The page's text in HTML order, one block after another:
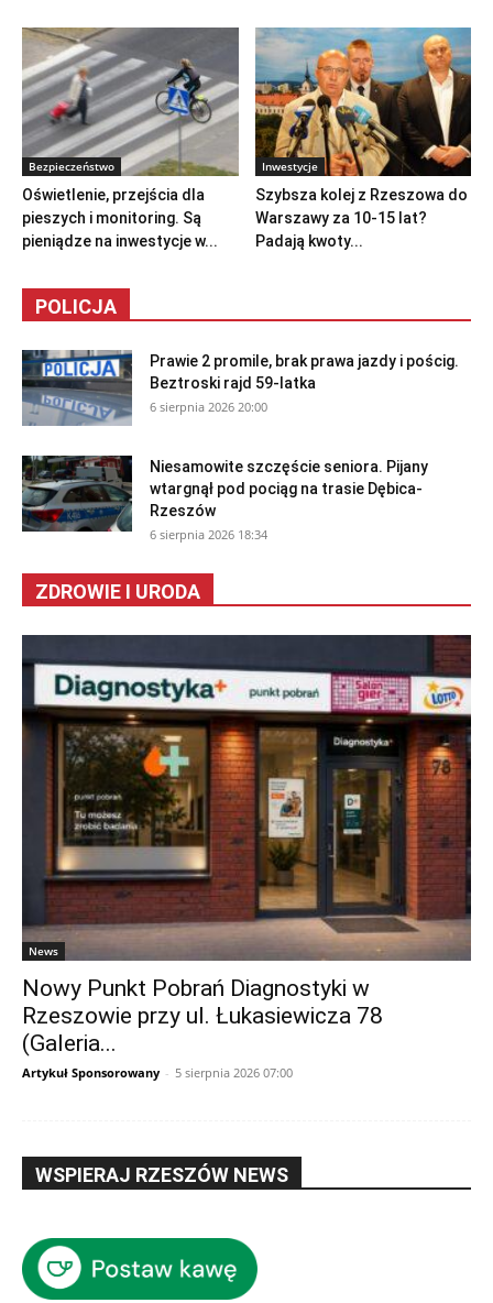
Bezpieczeństwo
Oświetlenie, przejścia dla
pieszych i monitoring. Są
pieniądze na inwestycje w...
Inwestycje
Szybsza kolej z Rzeszowa do
Warszawy za 10-15 lat?
Padają kwoty...
POLICJA
Prawie 2 promile, brak prawa jazdy i pościg.
Beztroski rajd 59-latka
6 sierpnia 2026 20:00
Niesamowite szczęście seniora. Pijany
wtargnął pod pociąg na trasie Dębica-
Rzeszów
6 sierpnia 2026 18:34
ZDROWIE I URODA
News
Nowy Punkt Pobrań Diagnostyki w
Rzeszowie przy ul. Łukasiewicza 78
(Galeria...
Artykuł Sponsorowany - 5 sierpnia 2026 07:00
WSPIERAJ RZESZÓW NEWS